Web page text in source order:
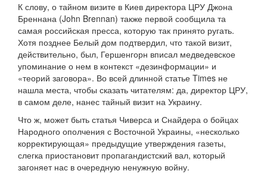
К слову, о тайном визите в Киев директора ЦРУ Джона
Бреннана (John Brennan) также первой сообщила та
самая российская пресса, которую так принято ругать.
Хотя позднее Белый дом подтвердил, что такой визит,
действительно, был, Гершенгорн вписал медведевское
упоминание о нем в контекст «дезинформации» и
«теорий заговора». Во всей длинной статье Times не
нашла места, чтобы сказать читателям: да, директор ЦРУ,
в самом деле, нанес тайный визит на Украину.
Что ж, может быть статья Чиверса и Снайдера о бойцах
Народного ополчения с Восточной Украины, «несколько
корректирующая» предыдущие утверждения газеты,
слегка приостановит пропагандистский вал, который
загоняет нас в очередную ненужную войну.